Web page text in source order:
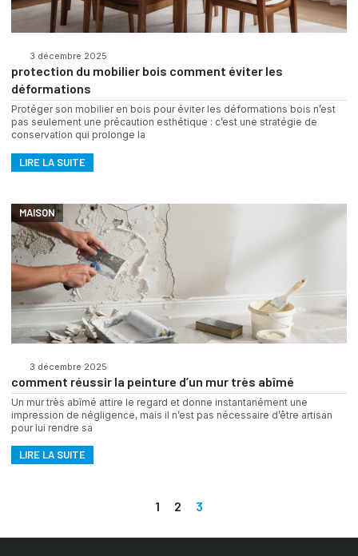
3 décembre 2025
protection du mobilier bois comment éviter les
déformations
Protéger son mobilier en bois pour éviter les déformations bois n’est
pas seulement une précaution esthétique : c’est une stratégie de
conservation qui prolonge la
LIRE LA SUITE
MAISON
3 décembre 2025
comment réussir la peinture d’un mur très abîmé
Un mur très abîmé attire le regard et donne instantanément une
impression de négligence, mais il n’est pas nécessaire d’être artisan
pour lui rendre sa
LIRE LA SUITE
1 2 3